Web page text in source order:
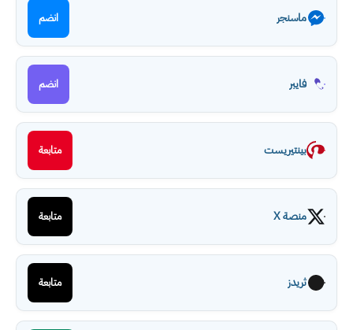
ماسنجر انضم
فايبر انضم
بينتيريست متابعة
منصة X متابعة
ثريدز متابعة